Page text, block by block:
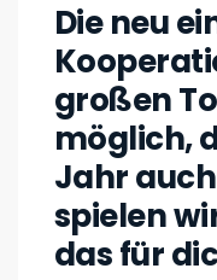
Die neu
großen
möglich,
Jahr
spielen
das für